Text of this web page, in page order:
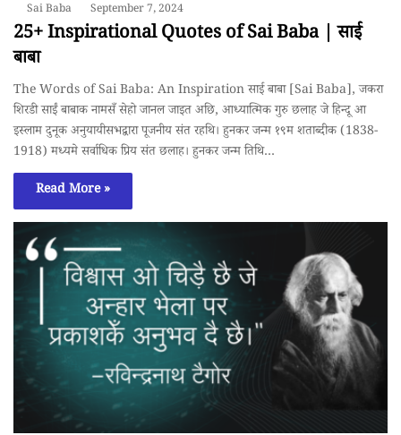
Sai Baba September 7, 2024
25+ Inspirational Quotes of Sai Baba | साई
बाबा
The Words of Sai Baba: An Inspiration साई बाबा [Sai Baba], जकरा
शिरडी साईं बाबाक नामसँ सेहो जानल जाइत अछि, आध्यात्मिक गुरु छलाह जे हिन्दू आ
इस्लाम दुनूक अनुयायीसभद्वारा पूजनीय संत रहथि। हुनकर जन्म १९म शताब्दीक (1838-
1918) मध्यमे सर्वाधिक प्रिय संत छलाह। हुनकर जन्म तिथि…
Read More »